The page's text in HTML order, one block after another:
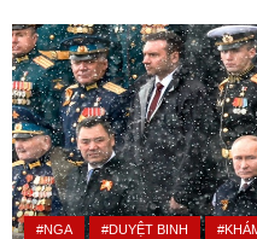
#NGA #DUYỆT BINH